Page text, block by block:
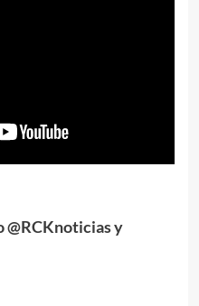
@RCKnoticias y